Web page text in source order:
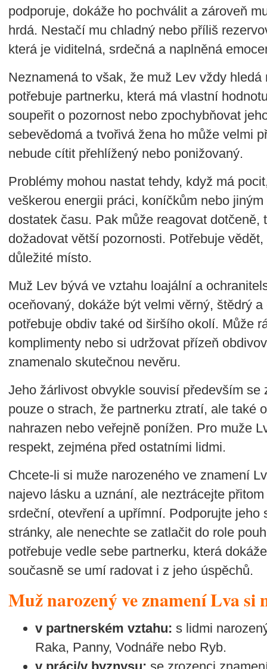
podporuje, dokáže ho pochválit a zároveň
hrdá. Nestačí mu chladný nebo příliš
která je viditelná, srdečná a naplněná
Neznamená to však, že muž Lev vždy
potřebuje partnerku, která má vlastní
soupeřit o pozornost nebo zpochybňovat
sebevědomá a tvořivá žena ho může velmi
nebude cítit přehlížený nebo ponižovaný.
Problémy mohou nastat tehdy, když má
veškerou energii práci, koníčkům nebo
dostatek času. Pak může reagovat dotčeně,
dožadovat větší pozornosti. Potřebuje
důležité místo.
Muž Lev bývá ve vztahu loajální a
oceňovaný, dokáže být velmi věrný, štědrý
potřebuje obdiv také od širšího okolí. Může
komplimenty nebo si udržovat přízeň
znamenalo skutečnou nevěru.
Jeho žárlivost obvykle souvisí především se
pouze o strach, že partnerku ztratí, ale také
nahrazen nebo veřejně ponížen. Pro muže
respekt, zejména před ostatními lidmi.
Chcete-li si muže narozeného ve znamení
najevo lásku a uznání, ale neztrácejte
srdeční, otevření a upřímní. Podporujte jeho
stránky, ale nenechte se zatlačit do role
potřebuje vedle sebe partnerku, která
současně se umí radovat i z jeho úspěchů.
Muž narozený ve znamení Lva si
v partnerském vztahu: s lidmi
Raka, Panny, Vodnáře nebo Ryb.